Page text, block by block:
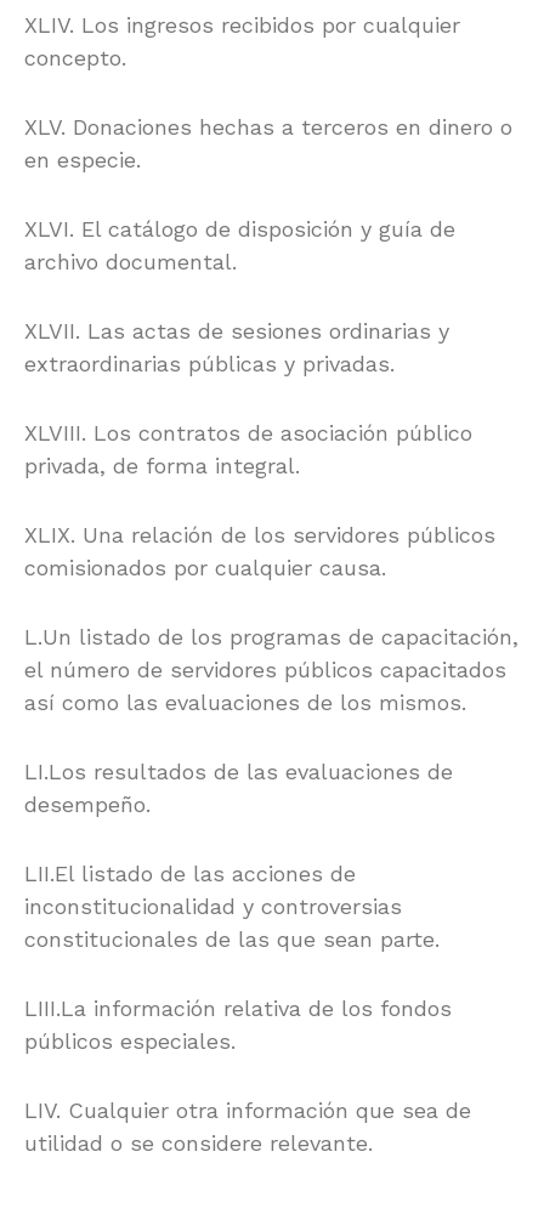
XLIV. Los ingresos recibidos por cualquier
concepto.
XLV. Donaciones hechas a terceros en dinero o
en especie.
XLVI. El catálogo de disposición y guía de
archivo documental.
XLVII. Las actas de sesiones ordinarias y
extraordinarias públicas y privadas.
XLVIII. Los contratos de asociación público
privada, de forma integral.
XLIX. Una relación de los servidores públicos
comisionados por cualquier causa.
L.Un listado de los programas de capacitación,
el número de servidores públicos capacitados
así como las evaluaciones de los mismos.
LI.Los resultados de las evaluaciones de
desempeño.
LII.El listado de las acciones de
inconstitucionalidad y controversias
constitucionales de las que sean parte.
LIII.La información relativa de los fondos
públicos especiales.
LIV. Cualquier otra información que sea de
utilidad o se considere relevante.